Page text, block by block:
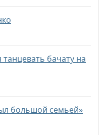
бачату на
большой семьей»